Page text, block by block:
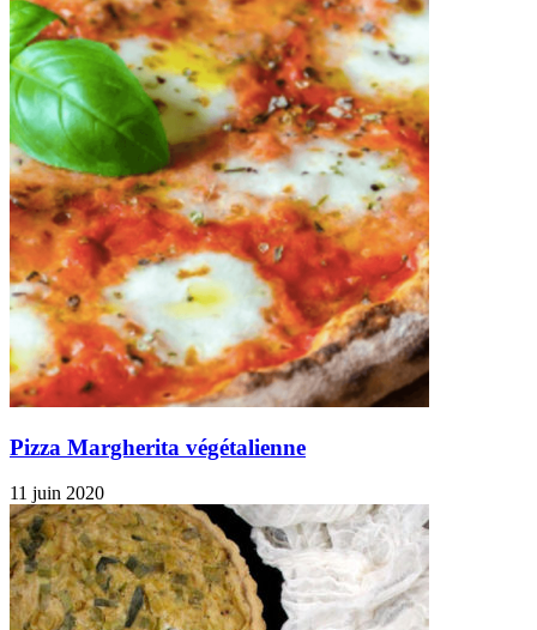
Pizza Margherita végétalienne
11 juin 2020